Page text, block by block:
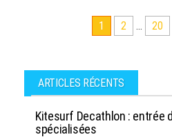
publications
1 2 … 20
ARTICLES RÉCENTS
Kitesurf Decathlon : entrée
spécialisées